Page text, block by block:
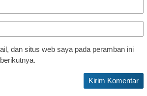
dan situs web saya pada peramban ini